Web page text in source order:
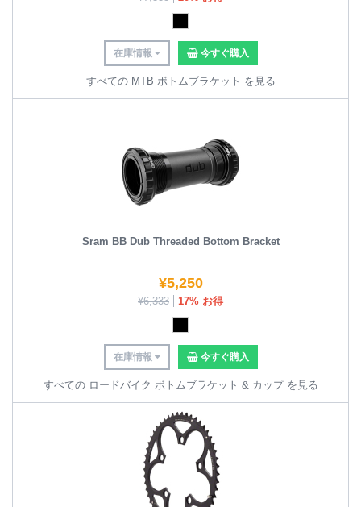
在庫情報 今すぐ購入
すべての MTB ボトムブラケット を見る
Sram BB Dub Threaded Bottom Bracket
¥5,250
¥6,333 17% お得
在庫情報 今すぐ購入
すべての ロードバイク ボトムブラケット & カップ を見る